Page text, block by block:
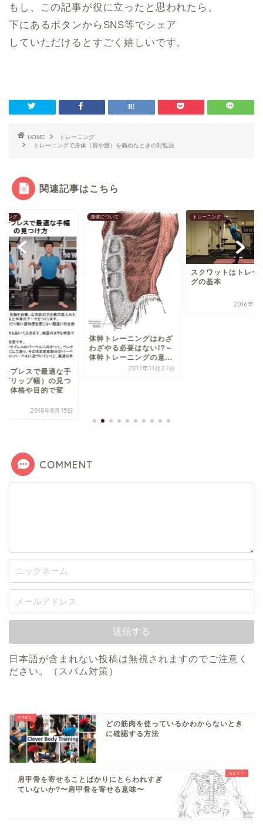
もし、この記事が役に立ったと思われたら、
下にあるボタンからSNS等でシェア
していただけるとすごく嬉しいです。
HOME
トレーニング
トレーニングで身体（肩や腰）を痛めたときの対処法
関連記事はこちら
ついて
トレーニングはわざ
やる必要はない!?～
トレーニングの意...
2017年11月27日
トレーニング
スクワットはトレーニン
グの基本
2016年7月10日
トレーニング
【腰痛防止】デッド
トで握力に自信がな
COMMENT
日本語が含まれない投稿は無視されますのでご注意く
ださい。（スパム対策）
どの筋肉を使っているかわからないとき
に確認する方法
肩甲骨を寄せることばかりにとらわれすぎ
ていないか?〜肩甲骨を寄せる意味〜